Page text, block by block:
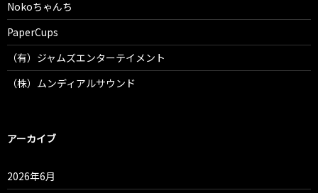
Nokoちゃんち
PaperCups
（有）ジャムズエンターテイメント
（株）ムンディアルサウンド
アーカイブ
2026年6月